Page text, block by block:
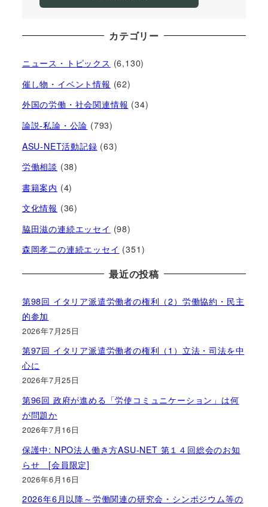
カテゴリー
ニュース・トピックス (6,130)
催し物・イベント情報 (62)
外国の労働・社会関連情報 (34)
論説-私論・公論 (793)
ASU-NET活動記録 (63)
労働相談 (38)
書籍案内 (4)
文化情報 (36)
脇田滋の連続エッセイ (98)
森岡孝二の連続エッセイ (351)
最近の投稿
第98回 イタリア派遣労働者の権利（2）労働協約・民主
的参加
2026年7月25日
第97回 イタリア派遣労働者の権利（1）立法・司法を中
心に
2026年7月25日
第96回 政府が進める「労使コミュニケーション」は何
が問題か
2026年7月16日
保護中: NPO法人働き方ASU-NET 第１４回総会のお知
らせ [会員限定]
2026年6月16日
2026年6月以降～労働関連の研究会・シンポジウム等の